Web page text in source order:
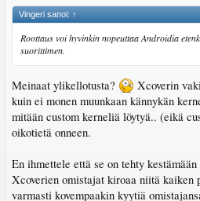
Vingeri sanoi: ↑
Roottaus voi hyvinkin nopeuttaa Androidia
suorittimen.
Meinaat ylikellotusta?
Xcoverin
kuin ei monen muunkaan kännykän
mitään custom kerneliä löytyä.. (eikä
oikotietä onneen.
En ihmettele että se on tehty
Xcoverien omistajat kiroaa niitä kaiken
varmasti kovempaakin kyytiä